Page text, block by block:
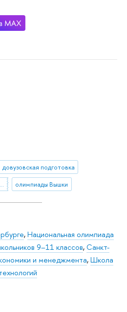
довузовская подготовка
Национальная олимпиада по анализу данных «DANO»
олимпиады Вышки
,Национальная олимпиада
9–11 классов,Санкт-
и менеджмента,Школа